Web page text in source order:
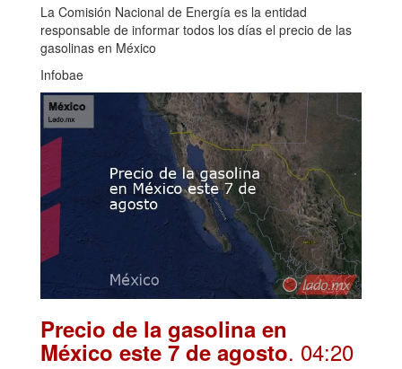
La Comisión Nacional de Energía es la entidad
responsable de informar todos los días el precio de las
gasolinas en México
Infobae
Precio de la gasolina en
México este 7 de agosto. 04:20